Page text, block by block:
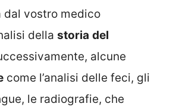
vostro medico
della storia del
alcune
come l’analisi delle feci, gli
le radiografie, che